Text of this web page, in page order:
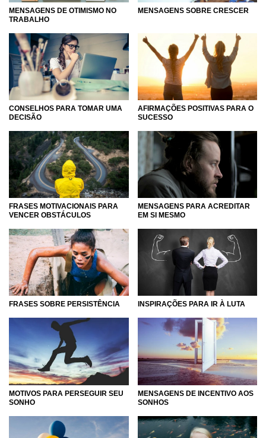
MENSAGENS DE OTIMISMO NO
TRABALHO
MENSAGENS SOBRE CRESCER
CONSELHOS PARA TOMAR UMA
DECISÃO
AFIRMAÇÕES POSITIVAS PARA O
SUCESSO
FRASES MOTIVACIONAIS PARA
VENCER OBSTÁCULOS
MENSAGENS PARA ACREDITAR
EM SI MESMO
FRASES SOBRE PERSISTÊNCIA INSPIRAÇÕES PARA IR À LUTA
MOTIVOS PARA PERSEGUIR SEU
SONHO
MENSAGENS DE INCENTIVO AOS
SONHOS